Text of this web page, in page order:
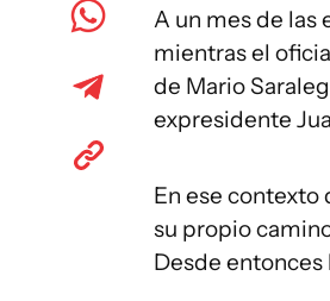
A un mes de las
mientras el
de Mario
expresidente
En ese contexto
su propio
Desde entonces